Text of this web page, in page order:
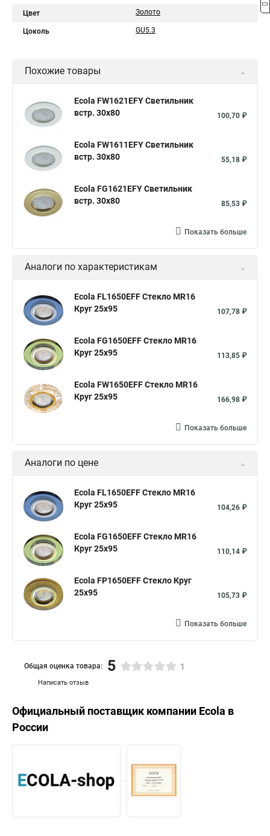
Цвет Золото
Цоколь GU5.3
Похожие товары
Ecola FW1621EFY Светильник
встр. 30x80
100,70 ₽
Ecola FW1611EFY Светильник
встр. 30x80
55,18 ₽
Ecola FG1621EFY Светильник
встр. 30x80
85,53 ₽
Показать больше
Аналоги по характеристикам
Ecola FL1650EFF Стекло MR16
Круг 25x95
107,78 ₽
Ecola FG1650EFF Стекло MR16
Круг 25x95
113,85 ₽
Ecola FW1650EFF Стекло MR16
Круг 25x95
166,98 ₽
Показать больше
Аналоги по цене
Ecola FL1650EFF Стекло MR16
Круг 25x95
104,26 ₽
Ecola FG1650EFF Стекло MR16
Круг 25x95
110,14 ₽
Ecola FP1650EFF Стекло Круг
25x95
105,73 ₽
Показать больше
Написать отзыв
Общая оценка товара: 5 1
Официальный поставщик компании Ecola в
России